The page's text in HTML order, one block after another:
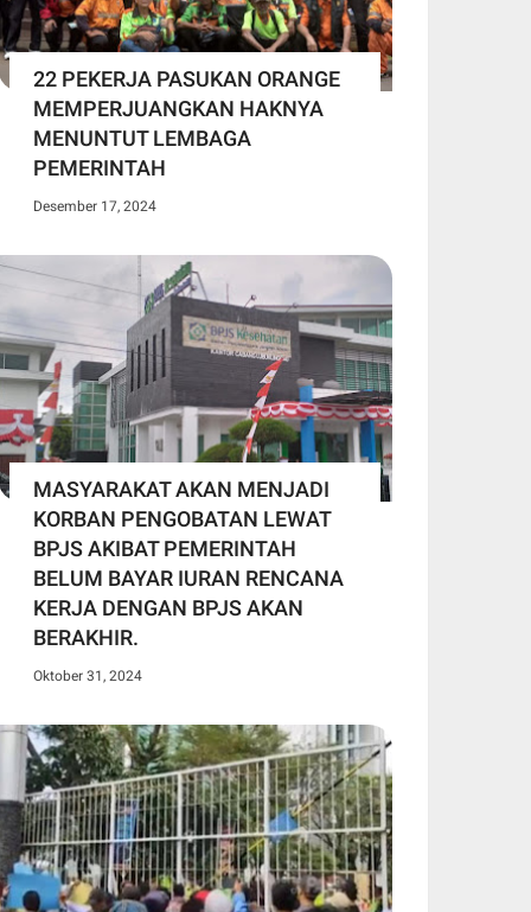
22 PEKERJA PASUKAN ORANGE
MEMPERJUANGKAN HAKNYA
MENUNTUT LEMBAGA
PEMERINTAH
Desember 17, 2024
MASYARAKAT AKAN MENJADI
KORBAN PENGOBATAN LEWAT
BPJS AKIBAT PEMERINTAH
BELUM BAYAR IURAN RENCANA
KERJA DENGAN BPJS AKAN
BERAKHIR.
Oktober 31, 2024